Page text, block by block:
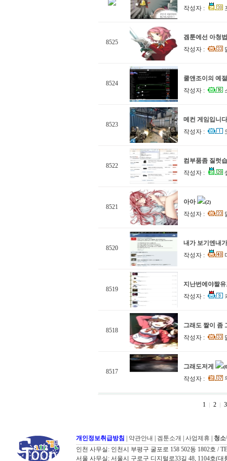
작성자 :
8525
겜툰에선 아청
작성자 :
8524
쿨앤조이의 예
작성자 :
8523
메컨 게임입니다
작성자 :
8522
컴부품좀 질럿
작성자 :
8521
아아 (2)
작성자 :
8520
내가 보기엔내
작성자 :
8519
지난번에야짤
작성자 :
8518
그래도 짤이 좀
작성자 :
8517
그래도저게
작성자 :
1 2 3
개인정보취급방침 약관안내 겜툰소개 사업제휴
청
인천 사무실: 인천시 부평구 굴포로 158 502동 1802호 /
서울 사무실: 서울시 구로구 디지털로33길 48, 1104호(대